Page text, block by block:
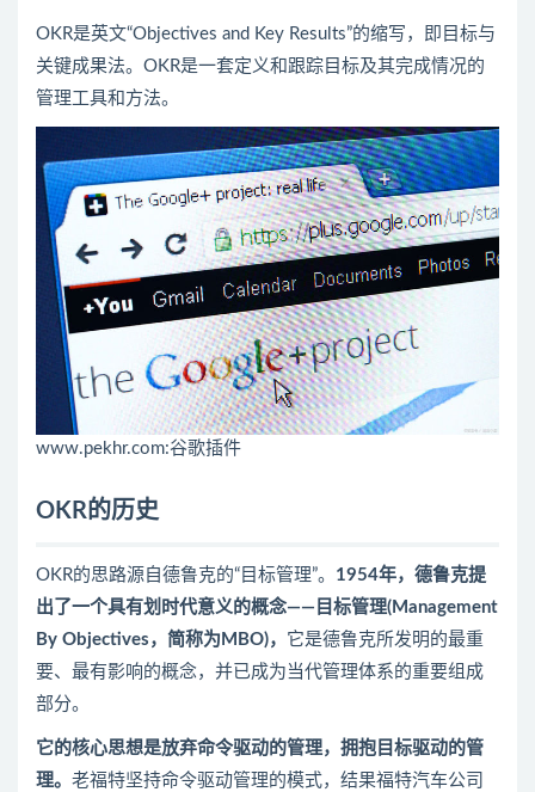
OKR是英文“Objectives and Key Results”的缩写，即目标与
关键成果法。OKR是一套定义和跟踪目标及其完成情况的
管理工具和方法。
www.pekhr.com:谷歌插件
OKR的历史
OKR的思路源自德鲁克的“目标管理”。 1954年，德鲁克提
出了一个具有划时代意义的概念——目标管理(Management
By Objectives，简称为MBO)， 它是德鲁克所发明的最重
要、最有影响的概念，并已成为当代管理体系的重要组成
部分。
它的核心思想是放弃命令驱动的管理，拥抱目标驱动的管
理。 老福特坚持命令驱动管理的模式，结果福特汽车公司